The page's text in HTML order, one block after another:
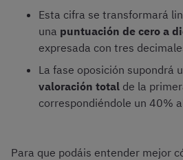
Esta cifra se transformará
una puntuación de cero a
expresada con tres
La fase oposición supondrá
valoración total de la
correspondiéndole un 40%
Para que podáis entender mejor